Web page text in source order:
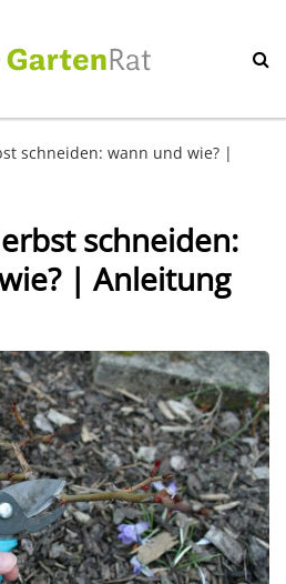
schneiden: wann und wie? |
schneiden:
| Anleitung